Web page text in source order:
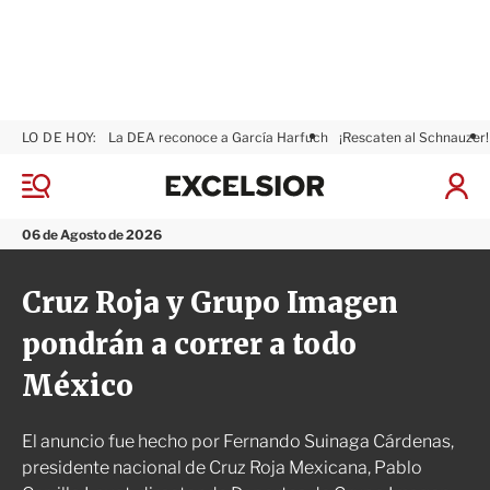
M
n
ú
06 de Agosto de 2026
LO DE HOY: La DEA reconoce a García Harfuch ¡Rescaten al Schnauzer!
I
x
l
i
o
r
Cruz Roja y Grupo Imagen
pondrán a correr a todo
México
El anuncio fue hecho por Fernando Suinaga Cárdenas,
presidente nacional de Cruz Roja Mexicana, Pablo